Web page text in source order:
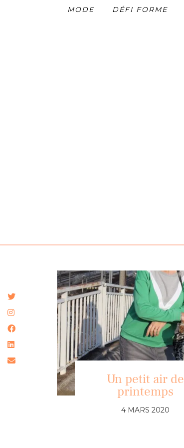
MODE DÉFI FORME
Un petit air de
printemps
4 MARS 2020